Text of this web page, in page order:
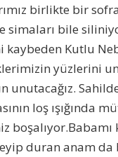
birlikte bir
simaları bile
Kutlu
yüzlerini
loş ışığında
duran anam